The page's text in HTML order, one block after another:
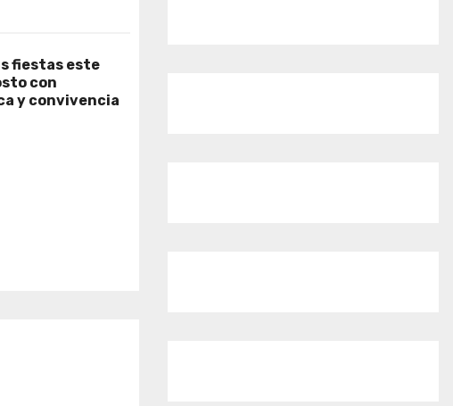
fiestas este
con
y convivencia